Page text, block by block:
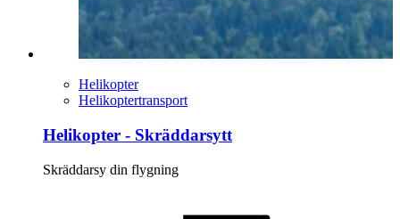
Helikopter
Helikoptertransport
Helikopter - Skräddarsytt
Skräddarsy din flygning